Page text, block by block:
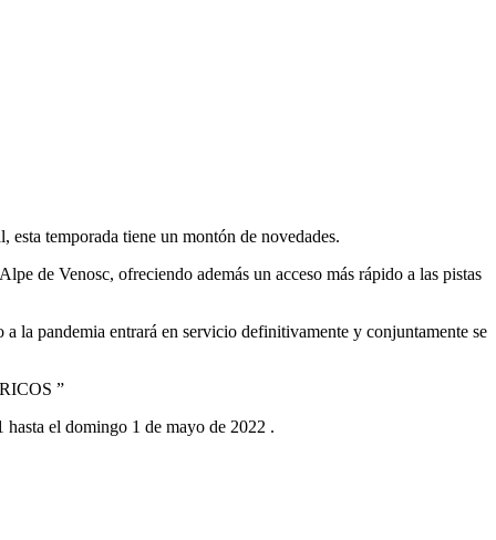
temporada tiene un montón de novedades.
de Venosc, ofreciendo además un acceso más rápido a las pistas
la pandemia entrará en servicio definitivamente y conjuntamente se
”
el domingo 1 de mayo de 2022 .